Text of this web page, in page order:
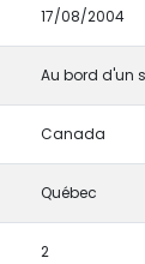
17/08/2004
Au bord d'un
Canada
Québec
2